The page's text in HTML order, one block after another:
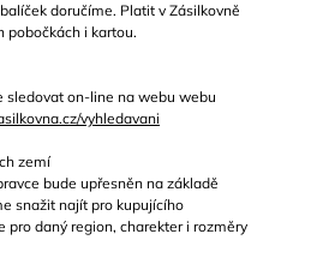
doručíme. Platit v Zásilkovně
pobočkách i kartou.
sledovat on-line na webu webu
vyhledavani
zemí
bude upřesněn na základě
snažit najít pro kupujícího
pro daný region, charekter i rozměry